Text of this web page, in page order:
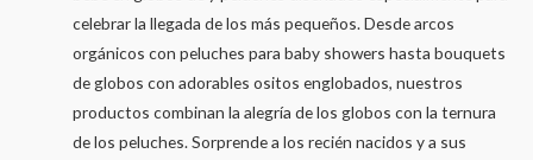
celebrar la llegada de los más pequeños. Desde arcos
orgánicos con peluches para baby showers hasta bouquets
de globos con adorables ositos englobados, nuestros
productos combinan la alegría de los globos con la ternura
de los peluches. Sorprende a los recién nacidos y a sus